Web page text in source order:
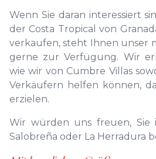
Wenn Sie daran interessiert
der Costa Tropical von
verkaufen, steht Ihnen unser
gerne zur Verfügung. Wir
wie wir von Cumbre Villas
Verkäufern helfen können,
erzielen.
Wir würden uns freuen, Sie
Salobreña oder La Herradura